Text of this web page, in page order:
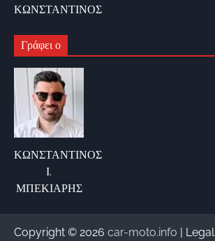
ΚΩΝΣΤΑΝΤΙΝΟΣ
Γράφει ο
ΚΩΝΣΤΑΝΤΙΝΟΣ
Ι.
ΜΠΕΚΙΑΡΗΣ
Copyright © 2026 car-moto.info | Legal